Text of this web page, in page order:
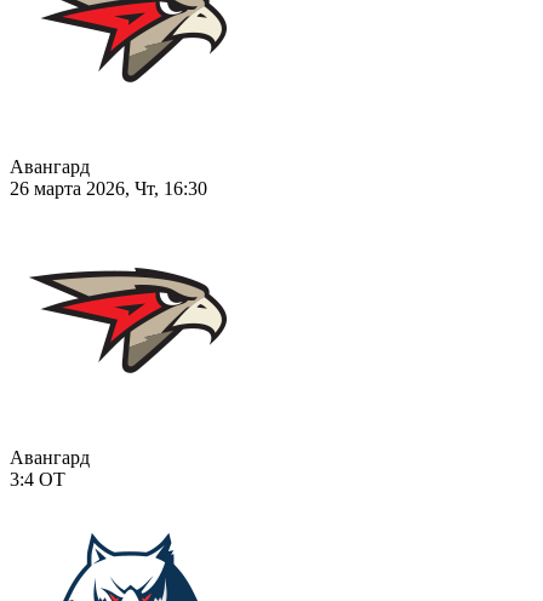
Авангард
26 марта 2026, Чт, 16:30
Авангард
3:4 ОТ